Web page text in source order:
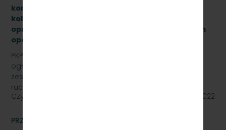
komputerowych urządzeń sterowania ruchem
kolejowym wraz z dokonaniem konfiguracji
oprogramowania systemu ILTOR-2 wraz z prawem
opcji - znak: SKMMU.086.16.22
PKP SZYBKA KOLEJ MIEJSKA W TRÓJMIEŚCIE Sp. z o.o.
ogłasza przetarg nieograniczony na wymianę
zestawów komputerowych urządzeń sterowania
ruchem…
Czytaj dalej
09 maja 2022
PRZETARGI